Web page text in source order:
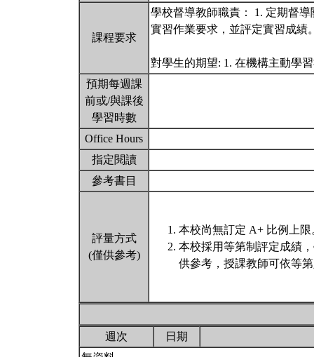
課程要求
學校督導教師職責： 1. 定期督
實習作業要求，並評定實習成績
對學生的期望: 1. 在機構主動學
預期每週課
前或/與課後
學習時數
Office Hours
指定閱讀
參考書目
評量方式
(僅供參考)
本校尚無訂定 A+ 比例上限
本校採用等第制評定成績
供參考，授課教師可依等
週次
日期